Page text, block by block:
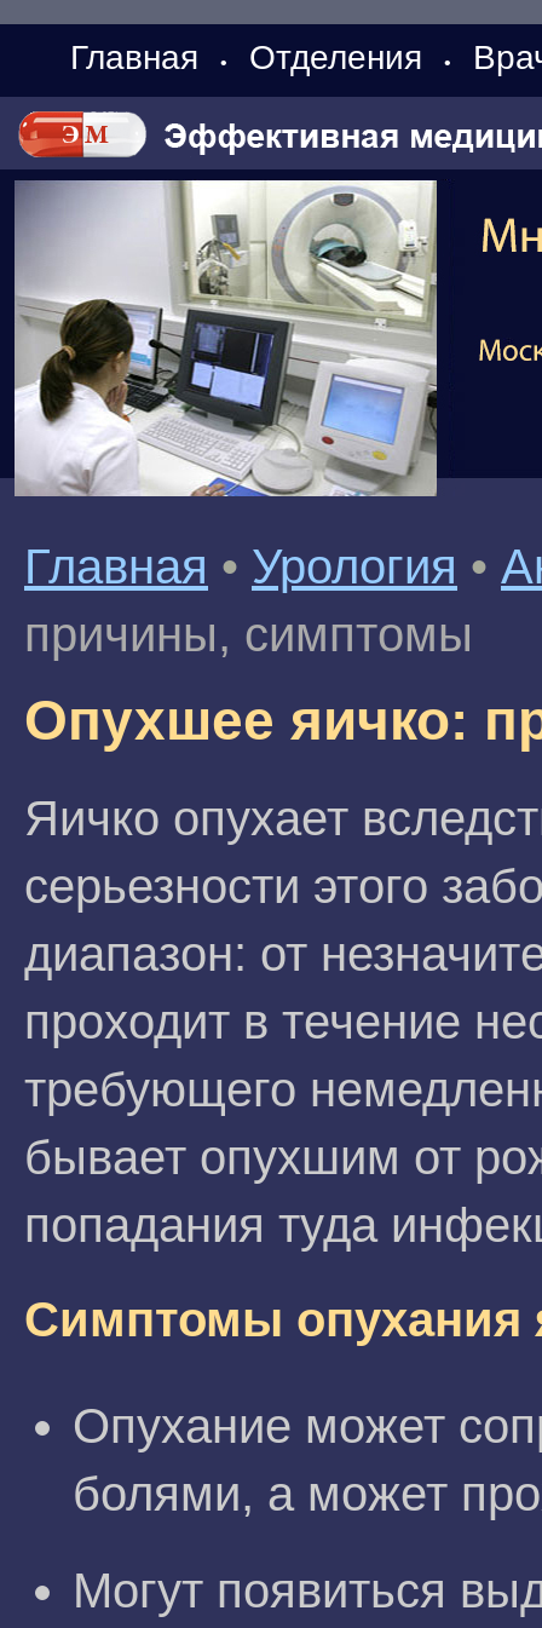
Главная • Отделения •
Главная • Урология •
причины, симптомы
Опухшее яичко:
Яичко опухает
серьезности этого
диапазон: от
проходит в течение
требующего
бывает опухшим от
попадания туда
Симптомы опухания
Опухание может
болями, а может
Могут появиться